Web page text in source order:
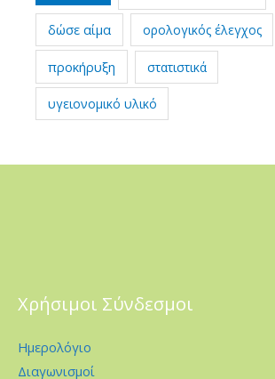
δώσε αίμα ορολογικός έλεγχος
προκήρυξη στατιστικά
υγειονομικό υλικό
Χρήσιμοι Σύνδεσμοι
Ημερολόγιο
Διαγωνισμοί